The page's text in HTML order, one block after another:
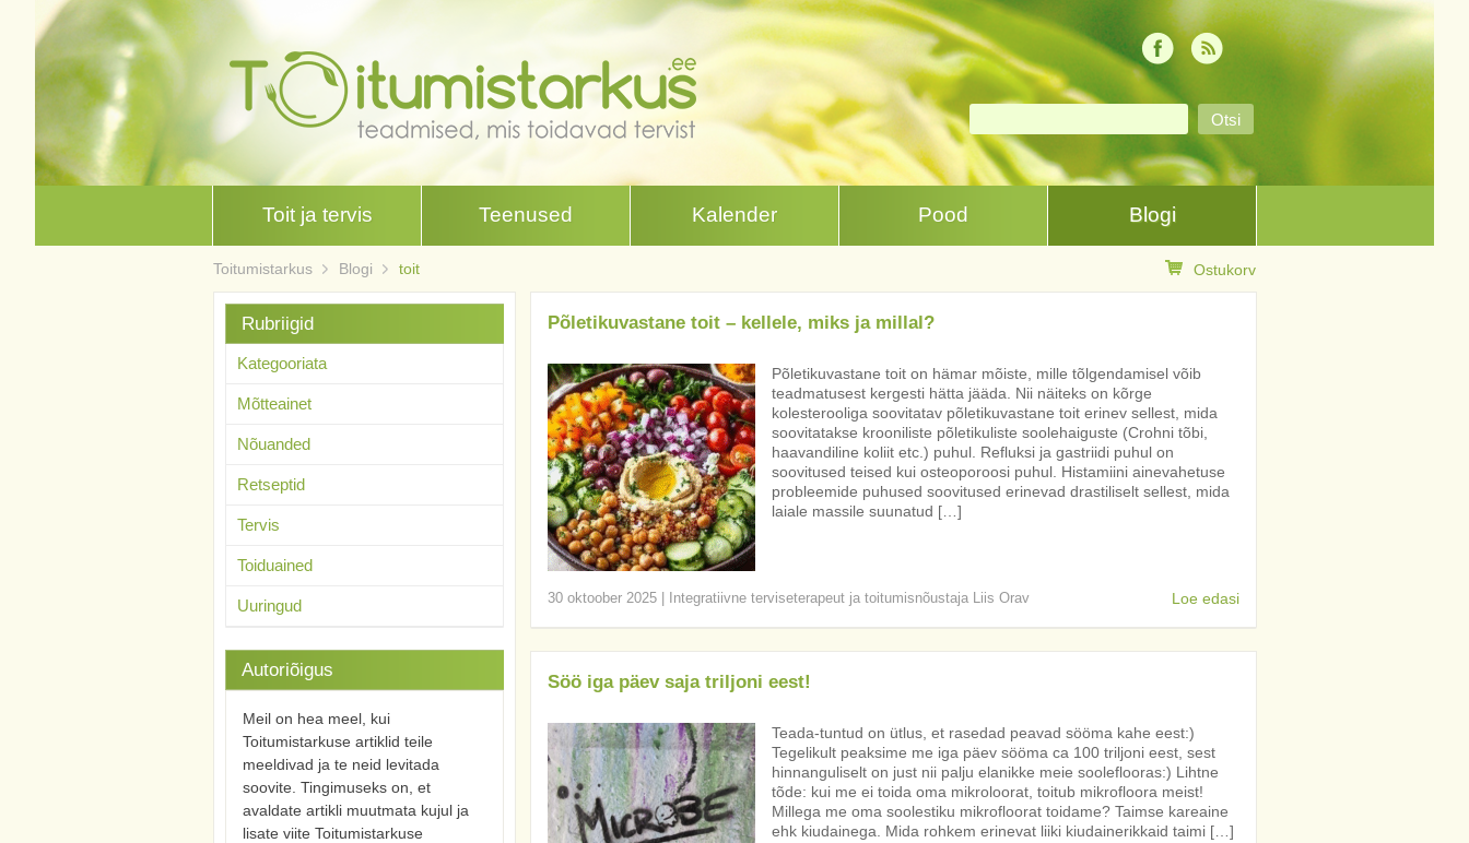
Toit ja tervis Teenused Kalender Pood Blogi
Toitumistarkus Blogi toit Ostukorv
Põletikuvastane toit – kellele, miks ja millal?
Põletikuvastane toit on hämar mõiste, mille tõlgendamisel võib
teadmatusest kergesti hätta jääda. Nii näiteks on kõrge
kolesterooliga soovitatav põletikuvastane toit erinev sellest, mida
soovitatakse krooniliste põletikuliste soolehaiguste (Crohni tõbi,
haavandiline koliit etc.) puhul. Refluksi ja gastriidi puhul on
soovitused teised kui osteoporoosi puhul. Histamiini ainevahetuse
probleemide puhused soovitused erinevad drastiliselt sellest, mida
laiale massile suunatud […]
30 oktoober 2025| Integratiivne terviseterapeut ja toitumisnõustaja Liis Orav Loe edasi
Söö iga päev saja triljoni eest!
Teada-tuntud on ütlus, et rasedad peavad sööma kahe eest:)
Tegelikult peaksime me iga päev sööma ca 100 triljoni eest, sest
hinnanguliselt on just nii palju elanikke meie sooleflooras:) Lihtne
tõde: kui me ei toida oma mikroloorat, toitub mikrofloora meist!
Millega me oma soolestiku mikrofloorat toidame? Taimse kareaine
ehk kiudainega. Mida rohkem erinevat liiki kiudainerikkaid taimi […]
Rubriigid
Kategooriata
Mõtteainet
Nõuanded
Retseptid
Tervis
Toiduained
Uuringud
Autoriõigus
Meil on hea meel, kui
Toitumistarkuse artiklid teile
meeldivad ja te neid levitada
soovite. Tingimuseks on, et
avaldate artikli muutmata kujul ja
lisate viite Toitumistarkuse